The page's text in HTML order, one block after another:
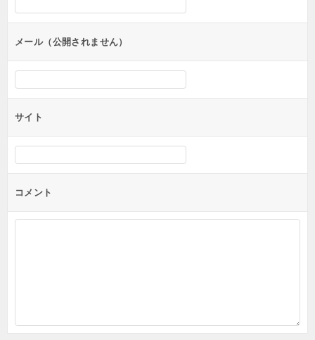
ンメール（公開されません）
サイト
コメント